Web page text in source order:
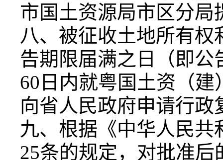
市国土资源局市区分局
八、被征收土地所有
告期限届满之日（即公
60日内就粤国土资（建
向省人民政府申请行政
九、根据《中华人民
25条的规定，对批准